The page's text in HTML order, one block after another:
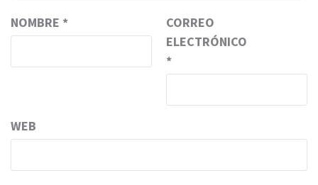
NOMBRE *
CORREO
ELECTRÓNICO
*
WEB